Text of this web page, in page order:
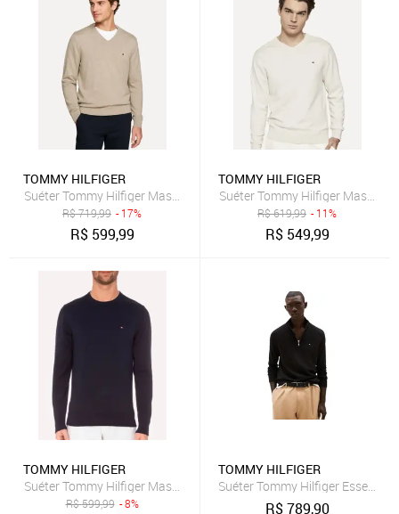
TOMMY HILFIGER
Suéter Tommy Hilfiger Masculino Signature V-Neck Cáqui Claro
R$719,99 - 17%
R$ 599,99
TOMMY HILFIGER
Suéter Tommy Hilfiger
R$619,99 - 11%
R$ 549,99
TOMMY HILFIGER
Suéter Tommy Hilfiger Masculino Signature Crewneck Azul Marinho
R$599,99 - 8%
TOMMY HILFIGER
Suéter Tommy Hilfiger Essential
R$789,90